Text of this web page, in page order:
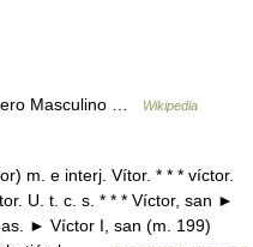
Masculino …
Wikipedia
m. e interj. Vítor. * * * víctor.
U. t. c. s. * * * Víctor, san ►
► Víctor I, san (m. 199)